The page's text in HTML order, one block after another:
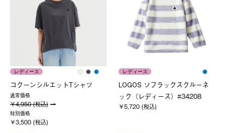
レディース
コクーンシルエットTシャツ
通常価格
￥4,950 (税込)
特別価格
￥3,500 (税込)
レディース
LOGOS ソフラックスクルーネ
ック（レディース）#34208
￥5,720 (税込)